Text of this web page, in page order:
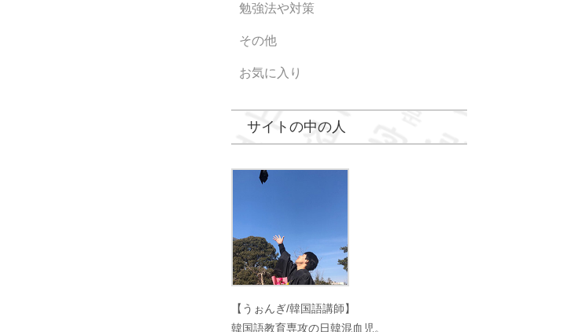
勉強法や対策
その他
お気に入り
サイトの中の人
うぉんぎ
【うぉんぎ/韓国語講師】
韓国語教育専攻の日韓混血児。